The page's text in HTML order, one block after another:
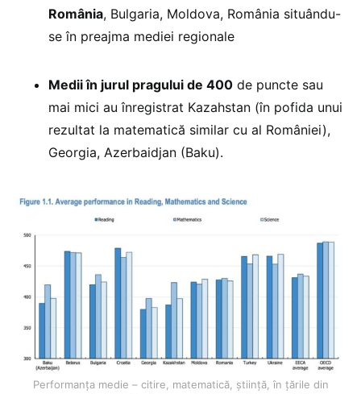
România, Bulgaria, Moldova, România situându-
se în preajma mediei regionale
Medii în jurul pragului de 400 de puncte sau
mai mici au înregistrat Kazahstan (în pofida unui
rezultat la matematică similar cu al României),
Georgia, Azerbaidjan (Baku).
Performanța medie – citire, matematică, știință, în țările din